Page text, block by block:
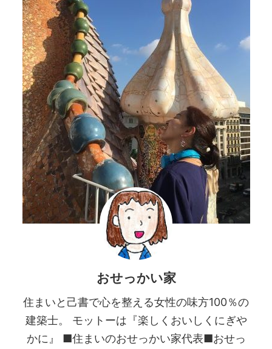
おせっかい家
住まいと己書で心を整える女性の味方100％の
建築士。 モットーは『楽しくおいしくにぎや
かに』 ■住まいのおせっかい家代表■おせっ